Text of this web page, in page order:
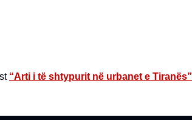
“Arti i të shtypurit në urbanet e Tiranës”